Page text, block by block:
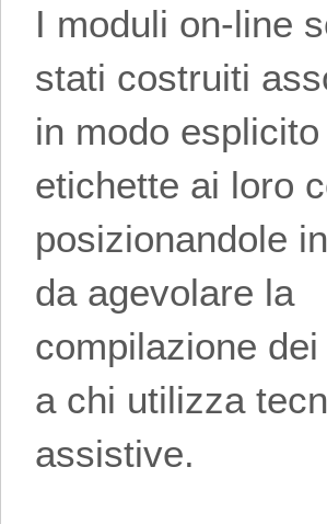
I moduli on-line
stati costruiti
in modo
etichette ai loro
posizionandole
da agevolare la
compilazione
a chi utilizza
assistive.